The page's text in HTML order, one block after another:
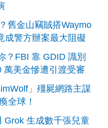
舊金山竊賊搭Waymo
成警方辦案最大阻礙
？FBI 靠 GDID 識別
萬美金慘遭引渡受審
」殭屍網路主謀
全球！
Grok 生成數千張兒童